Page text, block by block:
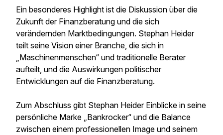
Ein besonderes Highlight ist die Diskussion über die
Zukunft der Finanzberatung und die sich
verändernden Marktbedingungen. Stephan Heider
teilt seine Vision einer Branche, die sich in
„Maschinenmenschen“ und traditionelle Berater
aufteilt, und die Auswirkungen politischer
Entwicklungen auf die Finanzberatung.
Zum Abschluss gibt Stephan Heider Einblicke in seine
persönliche Marke „Bankrocker“ und die Balance
zwischen einem professionellen Image und seinem